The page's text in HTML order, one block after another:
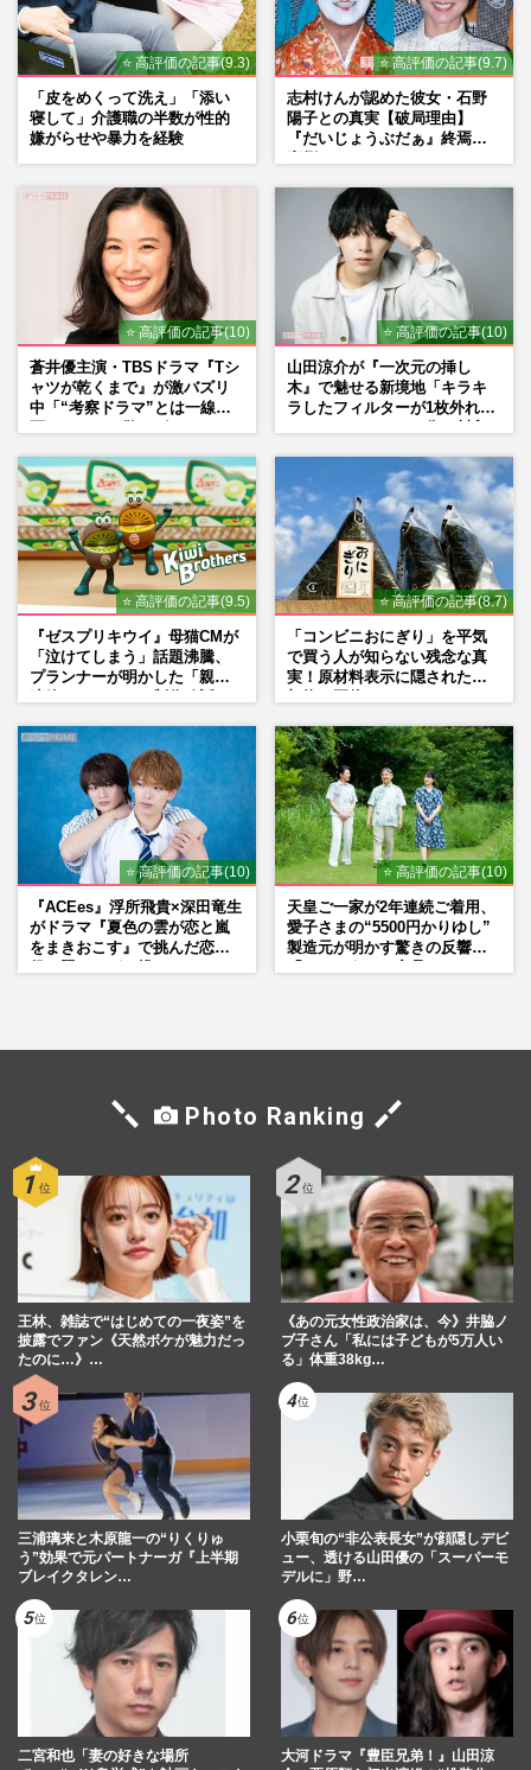
たんぱく質“レシピ5選”
週刊女性2026年5月12日・19日号 2026/5/3
川口春奈、主演映画でがん患者役を演じ2
か月で10kgダイエットは女優魂か危険行
為か、医師は「生命の危機に…
週刊女性2026年5月12日・19日号
【せいろダイエット】たんぽぽ・川村エミ
コも1か月8.5キロ減！フォロワー24万人の
OLが教える“簡単レシピ”…
週刊女性2026年4月21日号 2026/4/26
⭐ 高評価の記事(9.3)
「皮をめくって洗え」「添い
寝して」介護職の半数が性的
嫌がらせや暴力を経験
⭐ 高評価の記事(9.7)
志村けんが認めた彼女・石野
陽子との真実【破局理由】
『だいじょうぶだぁ』終焉の
⭐ 高評価の記事(10)
蒼井優主演・TBSドラマ『Tシ
ャツが乾くまで』が激バズリ
中「“考察ドラマ”とは一線を
⭐ 高評価の記事(10)
山田涼介が『一次元の挿し
木』で魅せる新境地「キラキ
ラしたフィルターが1枚外れて
⭐ 高評価の記事(9.5)
『ゼスプリキウイ』母猫CMが
「泣けてしまう」話題沸騰、
プランナーが明かした「親に
⭐ 高評価の記事(8.7)
「コンビニおにぎり」を平気
で買う人が知らない残念な真
実！原材料表示に隠された添
⭐ 高評価の記事(10)
『ACEes』浮所飛貴×深田竜生
がドラマ『夏色の雲が恋と嵐
をまきおこす』で挑んだ恋人
⭐ 高評価の記事(10)
天皇ご一家が2年連続ご着用、
愛子さまの“5500円かりゆし”
製造元が明かす驚きの反響
Photo Ranking
王林、雑誌で“はじめての一夜姿”を
披露でファン《天然ボケが魅力だっ
たのに…》…
《あの元女性政治家は、今》井脇ノ
ブ子さん「私には子どもが5万人い
る」体重38kg…
三浦璃来と木原龍一の“りくりゅ
う”効果で元パートナーガ『上半期
ブレイクタレン…
小栗旬の“非公表長女”が顔隠しデビ
ュー、透ける山田優の「スーパーモ
デルに」野…
二宮和也「妻の好きな場所
大河ドラマ『豊臣兄弟！』山田涼